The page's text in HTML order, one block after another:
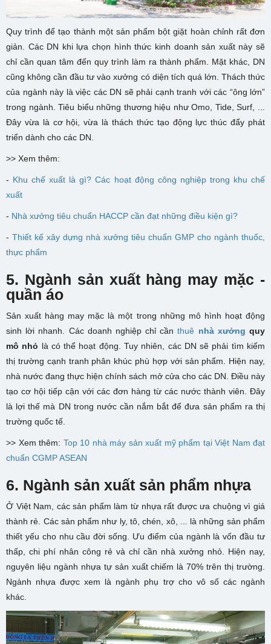
Quy trình để tạo thành một sản phẩm bột giặt hoàn chỉnh rất đơn
giản. Các DN khi lựa chọn hình thức kinh doanh sản xuất này sẽ
chỉ cần quan tâm đến quy trình làm ra thành phẩm. Mặt khác, DN
cũng không cần đầu tư vào xưởng có diện tích quá lớn. Thách thức
của ngành này là việc các DN sẽ phải cạnh tranh với các “ông lớn”
trong ngành. Tiêu biểu những thương hiệu như Omo, Tide, Surf, ...
Đây vừa là cơ hội, vừa là thách thức tạo động lực thúc đẩy phát
triển dành cho các DN.
>> Xem thêm:
- Khu chế xuất là gì? Các hoạt động công nghiệp trong khu chế
xuất
- Nhà xưởng tiêu chuẩn HACCP cần đạt những điều kiện gì?
- Thiết kế xây dựng nhà xưởng tiêu chuẩn GMP cho ngành thuốc,
thực phẩm
5. Ngành sản xuất hàng may mặc -
quần áo
Sản xuất hàng may mặc là một trong những mô hình hoạt động
sinh lời nhanh. Các doanh nghiệp chỉ cầnthuê nhà xưởng quy
mô nhỏ là có thể hoạt động. Tuy nhiên, các DN sẽ phải tìm kiếm
thị trường cạnh tranh phân khúc phù hợp với sản phẩm. Hiện nay,
nhà nước đang thực hiện chính sách mở cửa cho các DN. Điều này
tạo cơ hội tiếp cận với các đơn hàng từ các nước thành viên. Đây
là lợi thế mà DN trong nước cần nắm bắt để đưa sản phẩm ra thị
trường quốc tế.
>> Xem thêm: Top 10 nhà máy sản xuất mỹ phẩm tại Việt Nam đạt
chuẩn CGMP ASEAN
6. Ngành sản xuất sản phẩm nhựa
Ở Việt Nam, các sản phẩm làm từ nhựa rất được ưa chuộng vì giá
thành rẻ. Các sản phẩm như ly, tô, chén, xô, ... là những sản phẩm
thiết yếu cho nhu cầu đời sống. Ưu điểm của ngành là vốn đầu tư
thấp, chi phí nhân công rẻ và chỉ cần nhà xưởng nhỏ. Hiện nay,
nguyên liệu ngành nhựa tự sản xuất chiếm là 70% trên thị trường.
Ngành nhựa được xem là ngành phụ trợ cho vô số các ngành
khác.